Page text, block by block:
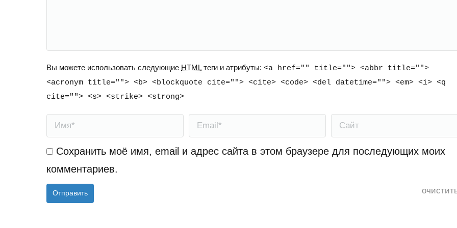
Вы можете использовать следующие HTMLтеги и атрибуты: <a href="" title=""> <abbr title="">
<acronym title=""> <b> <blockquote cite=""> <cite> <code> <del datetime=""> <em> <i> <q
cite=""> <s> <strike> <strong>
Имя * Email * Сайт
Сохранить моё имя, email и адрес сайта в этом браузере для последующих моих
комментариев.
Отправить